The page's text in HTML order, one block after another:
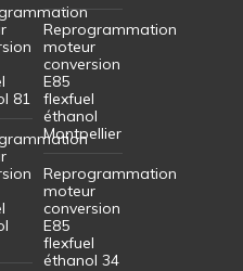
81
Reprogrammation
moteur
conversion
E85
flexfuel
éthanol
Montpellier
Reprogrammation
moteur
conversion
E85
flexfuel
éthanol 34